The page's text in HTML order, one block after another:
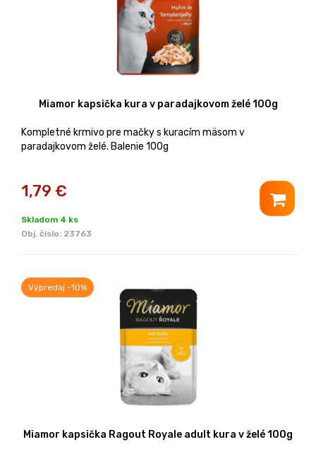
Miamor kapsička kura v paradajkovom želé 100g
Kompletné krmivo pre mačky s kuracím mäsom v
paradajkovom želé. Balenie 100g
1,79 €
Skladom 4 ks
Obj. čislo: 23763
Výpredaj -10%
Miamor kapsička Ragout Royale adult kura v želé 100g